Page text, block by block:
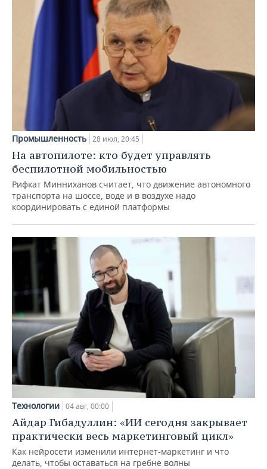
Промышленность 28 июл, 20:45
На автопилоте: кто будет управлять
беспилотной мобильностью
Рифкат Минниханов считает, что движение автономного
транспорта на шоссе, воде и в воздухе надо
координировать с единой платформы
Технологии 04 авг, 00:00
Айдар Гибадуллин: «ИИ сегодня закрывает
практически весь маркетинговый цикл»
Как нейросети изменили интернет-маркетинг и что
делать, чтобы оставаться на гребне волны